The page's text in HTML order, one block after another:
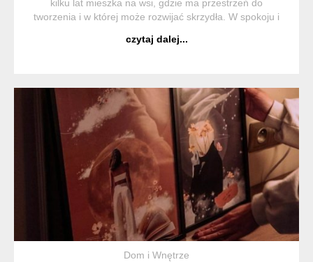
kilku lat mieszka na wsi, gdzie ma przestrzeń do
tworzenia i w której może rozwijać skrzydła. W spokoju i
wyobraźnia. Najpierw było świa...
czytaj dalej...
Dom i Wnętrze